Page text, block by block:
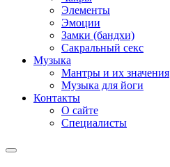
Элементы
Эмоции
Замки (бандхи)
Сакральный секс
Музыка
Мантры и их значения
Музыка для йоги
Контакты
О сайте
Специалисты